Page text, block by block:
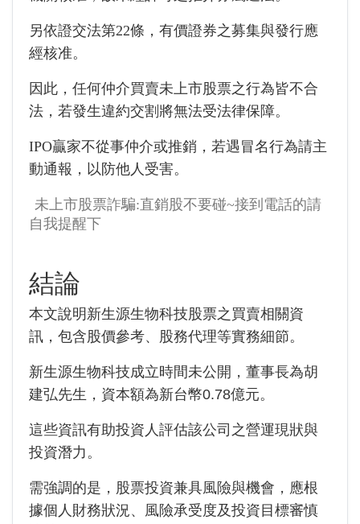
另依證交法第22條，有價證券之募集與發行應
經核准。
因此，任何仲介買賣未上市股票之行為皆不合
法，若發生違約交割將無法受法律保障。
IPO贏家不從事仲介或推銷，若遇冒名行為請主
動通報，以防他人受害。
未上市股票詐騙:直銷股不要碰~接到電話的請
自我提醒下
結論
本文說明新生源生物科技股票之買賣相關資
訊，包含股價參考、股務代理等實務細節。
新生源生物科技成立時間未公開，董事長為胡
建弘先生，資本額為新台幣0.78億元。
這些資訊有助投資人評估該公司之營運現狀與
投資潛力。
需強調的是，股票投資兼具風險與機會，應根
據個人財務狀況、風險承受度及投資目標審慎